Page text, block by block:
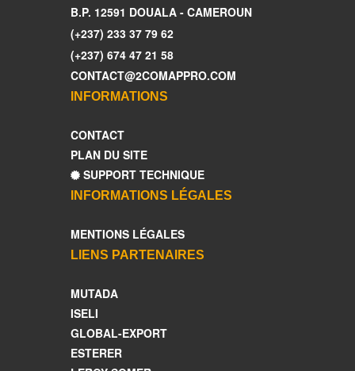
B.P. 12591 DOUALA - CAMEROUN
(+237) 233 37 79 62
(+237) 674 47 21 58
CONTACT@2COMAPPRO.COM
INFORMATIONS
CONTACT
PLAN DU SITE
SUPPORT TECHNIQUE
INFORMATIONS LÉGALES
MENTIONS LÉGALES
LIENS PARTENAIRES
MUTADA
ISELI
GLOBAL-EXPORT
ESTERER